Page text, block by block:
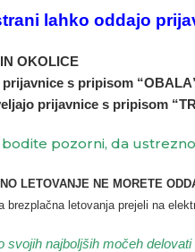
lahko oddajo
OKOLICE
s pripisom
prijavnice s pripisom
pozorni, da
LETOVANJE NE MORETE
brezplačna letovanja prejeli na
svojih najboljših močeh